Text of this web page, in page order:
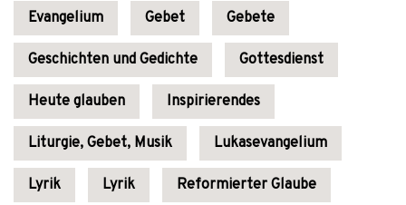
Evangelium Gebet Gebete
Geschichten und Gedichte Gottesdienst
Heute glauben Inspirierendes
Liturgie, Gebet, Musik Lukasevangelium
Lyrik Lyrik Reformierter Glaube